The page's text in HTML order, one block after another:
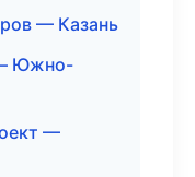
— Казань
— Южно-
—